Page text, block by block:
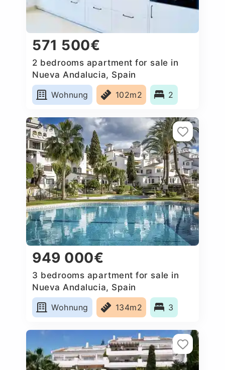
571 500€
2 bedrooms apartment for sale in
Nueva Andalucia, Spain
Wohnung
102m2 2
949 000€
3 bedrooms apartment for sale in
Nueva Andalucia, Spain
Wohnung
134m2 3